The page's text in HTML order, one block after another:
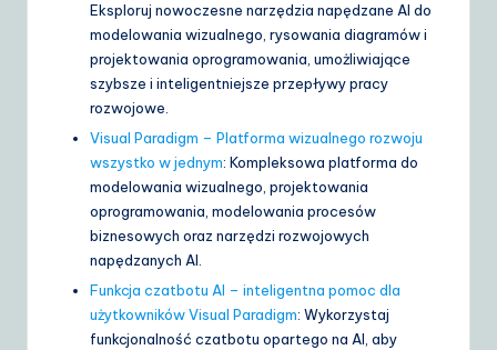
Eksploruj nowoczesne narzędzia napędzane AI do
modelowania wizualnego, rysowania diagramów i
projektowania oprogramowania, umożliwiające
szybsze i inteligentniejsze przepływy pracy
rozwojowe.
Visual Paradigm – Platforma wizualnego rozwoju
wszystko w jednym: Kompleksowa platforma do
modelowania wizualnego, projektowania
oprogramowania, modelowania procesów
biznesowych oraz narzędzi rozwojowych
napędzanych AI.
Funkcja czatbotu AI – inteligentna pomoc dla
użytkowników Visual Paradigm: Wykorzystaj
funkcjonalność czatbotu opartego na AI, aby